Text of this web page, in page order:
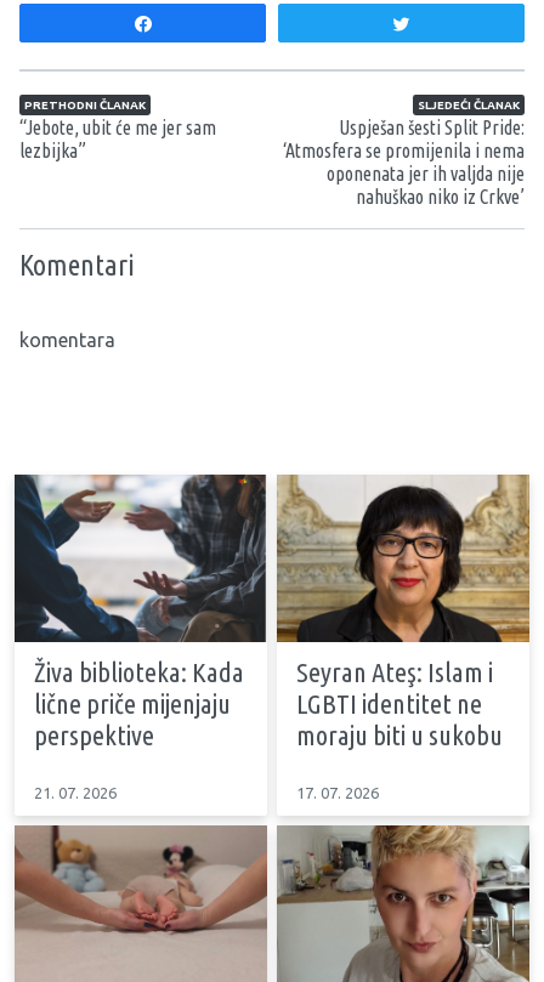
Navigacija članaka
PRETHODNI ČLANAK
“Jebote, ubit će me jer sam
lezbijka”
SLJEDEĆI ČLANAK
Uspješan šesti Split Pride:
‘Atmosfera se promijenila i nema
oponenata jer ih valjda nije
nahuškao niko iz Crkve’
Komentari
komentara
Živa biblioteka: Kada
lične priče mijenjaju
perspektive
21. 07. 2026
Seyran Ateş: Islam i
LGBTI identitet ne
moraju biti u sukobu
17. 07. 2026